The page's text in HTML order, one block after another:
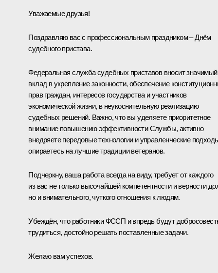
Уважаемые друзья!
Поздравляю вас с профессиональным праздником – Днём
судебного пристава.
Федеральная служба судебных приставов вносит значимый
вклад в укрепление законности, обеспечение
прав граждан, интересов государства и участников
экономической жизни, в неукоснительную реализацию
судебных решений. Важно, что вы уделяете приоритетное
внимание повышению эффективности Службы, активно
внедряете передовые технологии и управленческие
опираетесь на лучшие традиции ветеранов.
Подчеркну, ваша работа всегда на виду, требует от каждого
из вас не только высочайшей компетентности и верности
но и внимательного, чуткого отношения к людям.
Убеждён, что работники ФССП и впредь будут
трудиться, достойно решать поставленные задачи.
Желаю вам успехов.